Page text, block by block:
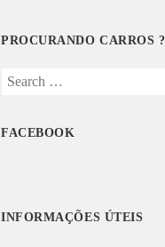
PROCURANDO CARROS ?
Search
FACEBOOK
INFORMAÇÕES ÚTEIS